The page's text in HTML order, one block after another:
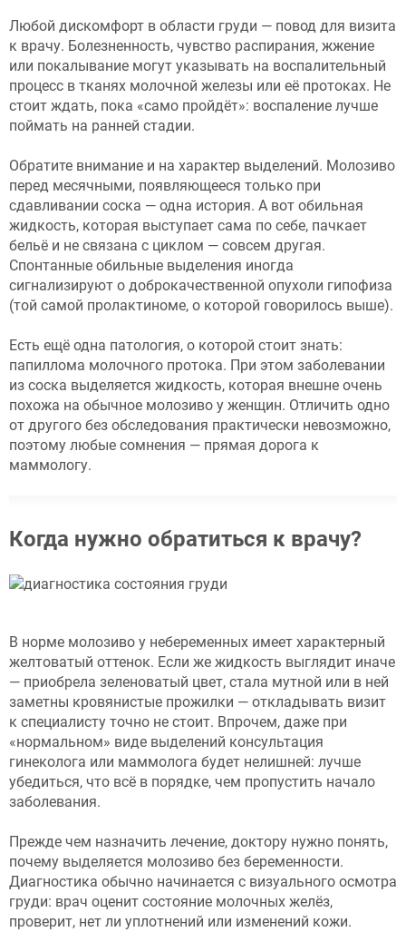
Любой дискомфорт в области груди — повод для визита
к врачу. Болезненность, чувство распирания, жжение
или покалывание могут указывать на воспалительный
процесс в тканях молочной железы или её протоках. Не
стоит ждать, пока «само пройдёт»: воспаление лучше
поймать на ранней стадии.
Обратите внимание и на характер выделений. Молозиво
перед месячными, появляющееся только при
сдавливании соска — одна история. А вот обильная
жидкость, которая выступает сама по себе, пачкает
бельё и не связана с циклом — совсем другая.
Спонтанные обильные выделения иногда
сигнализируют о доброкачественной опухоли гипофиза
(той самой пролактиноме, о которой говорилось выше).
Есть ещё одна патология, о которой стоит знать:
папиллома молочного протока. При этом заболевании
из соска выделяется жидкость, которая внешне очень
похожа на обычное молозиво у женщин. Отличить одно
от другого без обследования практически невозможно,
поэтому любые сомнения — прямая дорога к
маммологу.
Когда нужно обратиться к врачу?
В норме молозиво у небеременных имеет характерный
желтоватый оттенок. Если же жидкость выглядит иначе
— приобрела зеленоватый цвет, стала мутной или в ней
заметны кровянистые прожилки — откладывать визит
к специалисту точно не стоит. Впрочем, даже при
«нормальном» виде выделений консультация
гинеколога или маммолога будет нелишней: лучше
убедиться, что всё в порядке, чем пропустить начало
заболевания.
Прежде чем назначить лечение, доктору нужно понять,
почему выделяется молозиво без беременности.
Диагностика обычно начинается с визуального осмотра
груди: врач оценит состояние молочных желёз,
проверит, нет ли уплотнений или изменений кожи.